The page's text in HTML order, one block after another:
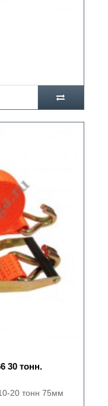
30 тонн.
20 тонн 75мм